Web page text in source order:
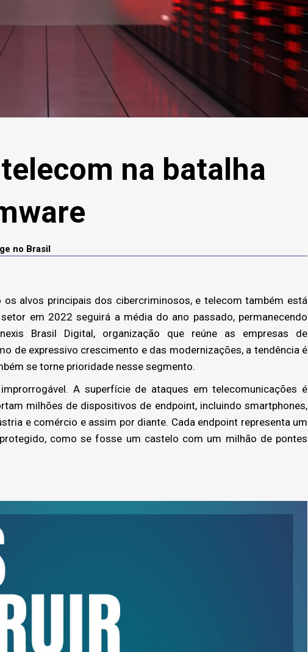
na batalha
no Brasil
alvos principais dos cibercriminosos, e telecom também está
em 2022 seguirá a média do ano passado, permanecendo
Brasil Digital, organização que reúne as empresas de
de expressivo crescimento e das modernizações, a tendência é
se torne prioridade nesse segmento.
A superfície de ataques em telecomunicações é
milhões de dispositivos de endpoint, incluindo smartphones,
e comércio e assim por diante. Cada endpoint representa um
como se fosse um castelo com um milhão de pontes